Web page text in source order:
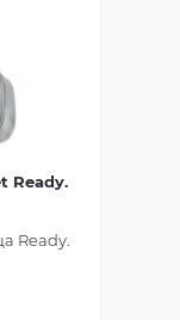
Ready.
Ready.